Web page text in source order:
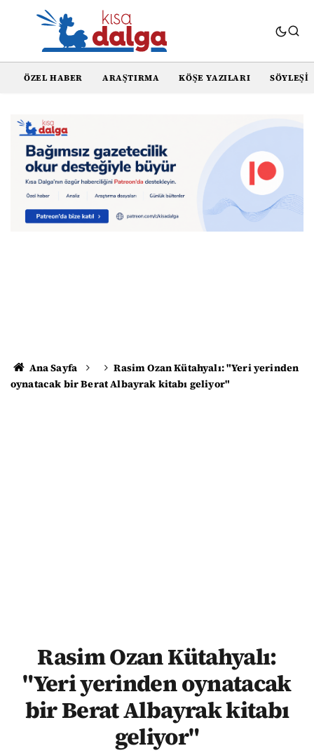
ÖZEL HABER ARAŞTIRMA KÖŞE YAZILARI SÖYLEŞI
Ana Sayfa
Rasim Ozan Kütahyalı: "Yeri yerinden
oynatacak bir Berat Albayrak kitabı geliyor"
Rasim Ozan Kütahyalı:
"Yeri yerinden oynatacak
bir Berat Albayrak kitabı
geliyor"